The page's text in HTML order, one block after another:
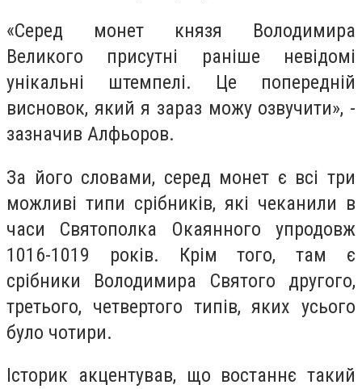
«Серед монет князя Володимира
Великого присутні раніше невідомі
унікальні штемпелі. Це попередній
висновок, який я зараз можу озвучити», -
зазначив Алфьоров.
За його словами, серед монет є всі три
можливі типи срібників, які чеканили в
часи Святополка Окаянного упродовж
1016-1019 років. Крім того, там є
срібники Володимира Святого другого,
третього, четвертого типів, яких усього
було чотири.
Історик акцентував, що востаннє такий